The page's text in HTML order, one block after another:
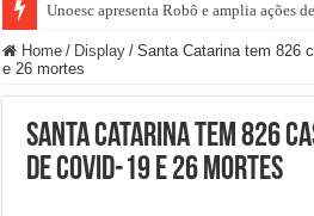
Unoesc apresenta Robô e amplia ações
Home / Display / Santa Catarina tem 826
e 26 mortes
Santa Catarina tem 826
de Covid-19 e 26 mortes